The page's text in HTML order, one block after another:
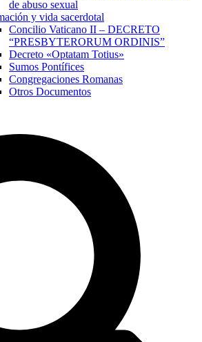
de abuso sexual
y vida sacerdotal
Concilio Vaticano II – DECRETO
“PRESBYTERORUM ORDINIS”
Decreto «Optatam Totius»
Sumos Pontífices
Congregaciones Romanas
Otros Documentos